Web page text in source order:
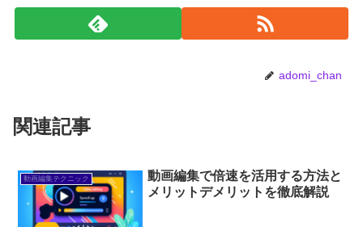
adomi_chan
関連記事
動画編集テクニック
動画編集で倍速を活用する方法と
メリットデメリットを徹底解説